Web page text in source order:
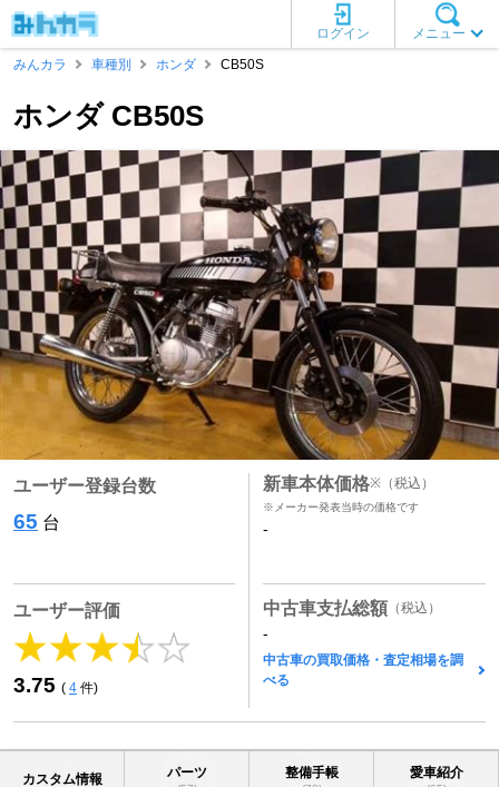
メニュー
ログイン
みんカラ
車種別 ホンダ CB50S
ホンダ CB50S
ユーザー登録台数
65 台
ユーザー評価
3.75 ( 4 件)
新車本体価格※ （税込）
※メーカー発表当時の価格です
-
中古車支払総額 （税込）
-
中古車の買取価格・査定相場を調
べる
カスタム情報 パーツ 整備手帳 愛車紹介